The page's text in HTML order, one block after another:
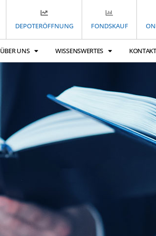
DEPOTERÖFFNUNG FONDSKAUF
ÜBER UNS WISSENSWERTES KONTAKT